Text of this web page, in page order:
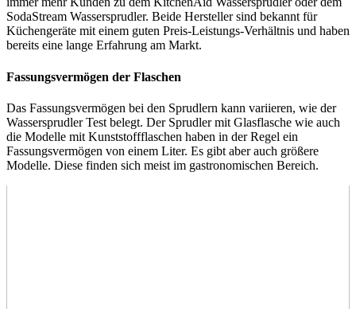
SodaStream Wassersprudler. Beide Hersteller sind bekannt für
Küchengeräte mit einem guten Preis-Leistungs-Verhältnis und haben
bereits eine lange Erfahrung am Markt.
Fassungsvermögen der Flaschen
Das Fassungsvermögen bei den Sprudlern kann variieren, wie der
Wassersprudler Test belegt. Der Sprudler mit Glasflasche wie auch
die Modelle mit Kunststoffflaschen haben in der Regel ein
Fassungsvermögen von einem Liter. Es gibt aber auch größere
Modelle. Diese finden sich meist im gastronomischen Bereich.